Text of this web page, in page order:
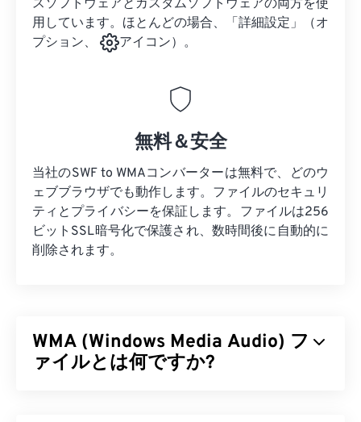
スソフトウェアとカスタムソフトウェアの両方を使
用しています。ほとんどの場合、「詳細設定」（オ
プション、
アイコン）。
無料＆安全
当社のSWF to WMAコンバーターは無料で、どのウ
ェブブラウザでも動作します。ファイルのセキュリ
ティとプライバシーを保証します。ファイルは256
ビットSSL暗号化で保護され、数時間後に自動的に
削除されます。
WMA (Windows Media Audio) フ
ァイルとは何ですか?